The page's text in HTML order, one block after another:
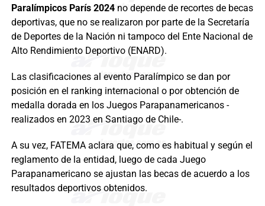
Paralímpicos París 2024 no depende de recortes de becas
deportivas, que no se realizaron por parte de la Secretaría
de Deportes de la Nación ni tampoco del Ente Nacional de
Alto Rendimiento Deportivo (ENARD).
Las clasificaciones al evento Paralímpico se dan por
posición en el ranking internacional o por obtención de
medalla dorada en los Juegos Parapanamericanos -
realizados en 2023 en Santiago de Chile-.
A su vez, FATEMA aclara que, como es habitual y según el
reglamento de la entidad, luego de cada Juego
Parapanamericano se ajustan las becas de acuerdo a los
resultados deportivos obtenidos.